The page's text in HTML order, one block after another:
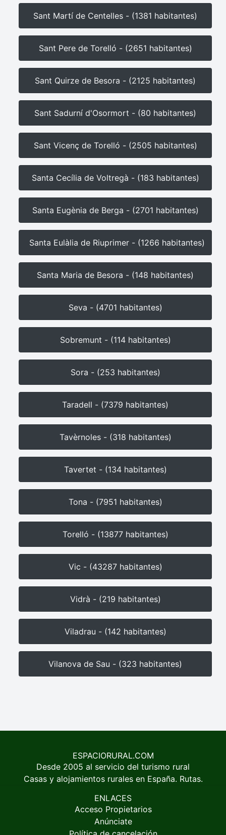
Sant Martí de Centelles - (1381 habitantes)
Sant Pere de Torelló - (2651 habitantes)
Sant Quirze de Besora - (2125 habitantes)
Sant Sadurní d'Osormort - (80 habitantes)
Sant Vicenç de Torelló - (2505 habitantes)
Santa Cecília de Voltregà - (183 habitantes)
Santa Eugènia de Berga - (2701 habitantes)
Santa Eulàlia de Riuprimer - (1266 habitantes)
Santa Maria de Besora - (148 habitantes)
Seva - (4701 habitantes)
Sobremunt - (114 habitantes)
Sora - (253 habitantes)
Taradell - (7379 habitantes)
Tavèrnoles - (318 habitantes)
Tavertet - (134 habitantes)
Tona - (7951 habitantes)
Torelló - (13877 habitantes)
Vic - (43287 habitantes)
Vidrà - (219 habitantes)
Viladrau - (142 habitantes)
Vilanova de Sau - (323 habitantes)
ESPACIORURAL.COM
Desde 2005 al servicio del turismo rural
Casas y alojamientos rurales en España. Rutas.
ENLACES
Acceso Propietarios
Anúnciate